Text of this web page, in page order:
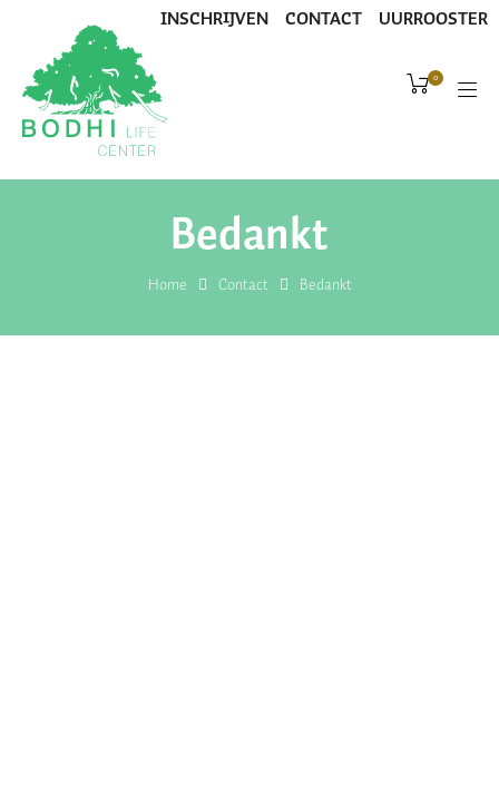
INSCHRIJVEN CONTACT UURROOSTER
0
Home Contact Bedankt
Bedankt